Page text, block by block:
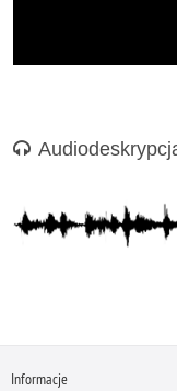
Nagranie audio
Informacje